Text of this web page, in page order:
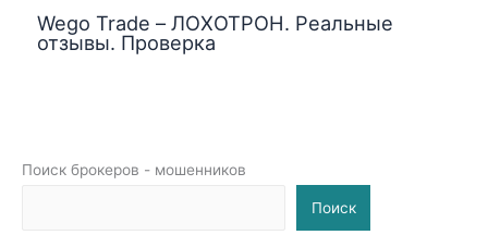
Поиск брокеров - мошенников
Поиск
Wego Trade – ЛОХОТРОН. Реальные
отзывы. Проверка